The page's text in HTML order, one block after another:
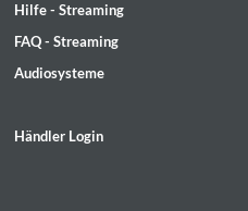
Hilfe - Streaming
FAQ - Streaming
Audiosysteme
Händler Login